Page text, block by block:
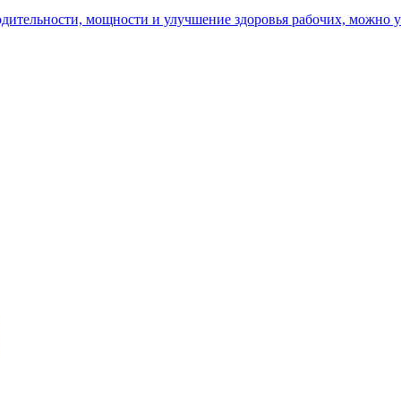
мощности и улучшение здоровья рабочих, можно